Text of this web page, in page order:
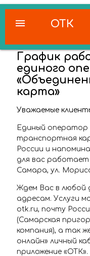
ОТК
menu
График
единого
карта»
Уважаемые
Единый оператор
транспортная
России и
для вас работает
Самара, ул. Мориса
Ждем Вас в любой
адресам. Услуги
otk.ru, почту
(Самарская
компания), а так
онлайн» личный
приложение «ОТК».